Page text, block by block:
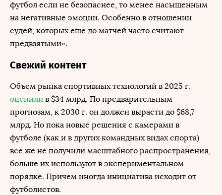
футбол если не безопаснее, то менее насыщенным
на негативные эмоции. Особенно в отношении
судей, которых еще до матчей часто считают
предвзятыми».
Свежий контент
Объем рынка спортивных технологий в 2025 г.
оценили в $34 млрд. По предварительным
прогнозам, к 2030 г. он должен вырасти до $68,7
млрд. Но пока новые решения с камерами в
футболе (как и в других командных видах спорта)
все же не получили масштабного распространения,
больше их используют в экспериментальном
порядке. Причем иногда инициатива исходит от
футболистов.